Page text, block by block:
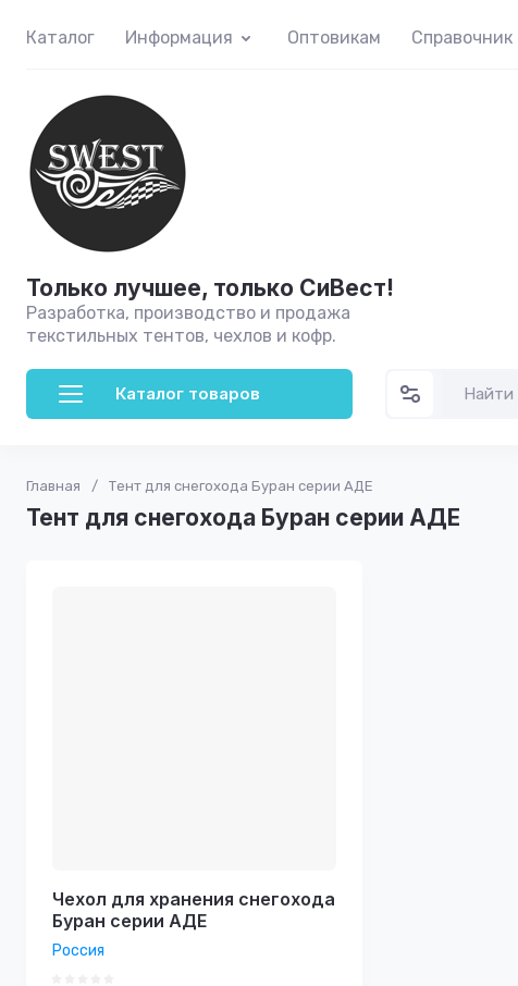
Каталог Информация Оптовикам Справочник
Только лучшее, только CиВест!
Разработка, производство и продажа
текстильных тентов, чехлов и кофр.
Каталог товаров
Главная / Тент для снегохода Буран серии АДЕ
Тент для снегохода Буран серии АДЕ
Чехол для хранения снегохода
Буран серии АДЕ
Россия